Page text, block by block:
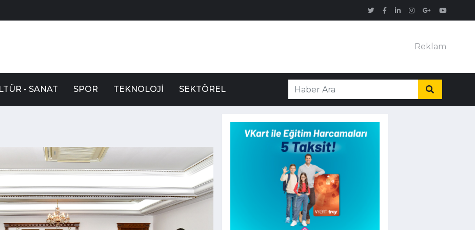
Reklam
- SANAT SPOR TEKNOLOJI SEKTÖREL